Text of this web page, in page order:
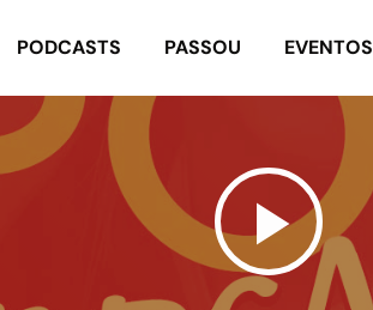
PODCASTS PASSOU EVENTOS
play_arrow